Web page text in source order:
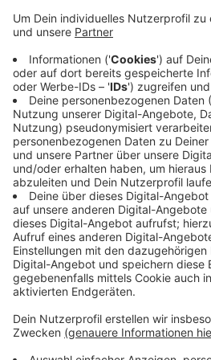
Das ist für eine gute Sichtbarkeit
Zugewucherte Schilder
Unfallgefahr. Die Gemeinde
Mittag ein, es ist nicht möglich,
sein. In dieser und in der
Beschneiden der zu hoch
Vorrang. Hilfe hat sich das
entsprechenden Firma geholt.
zunächst der Buckenkamp, die
Frieda-Nadig-Straße und die
Gemeinde.
Anzeige